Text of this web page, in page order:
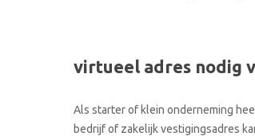
virtueel adres nodig
Als starter of klein onderneming
bedrijf of zakelijk vestigingsadres